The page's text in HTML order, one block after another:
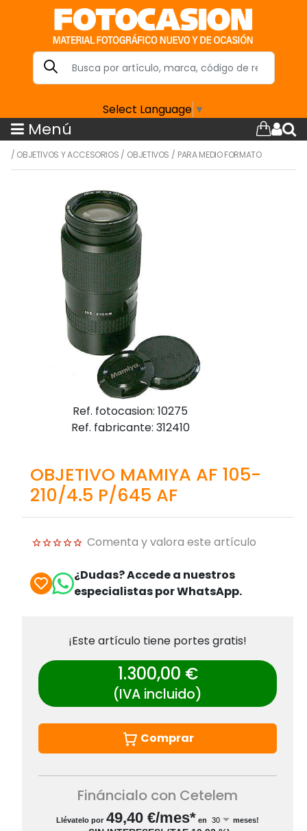
Select Language ▼
Menú
/ OBJETIVOS Y ACCESORIOS / OBJETIVOS / PARA MEDIO FORMATO
Ref. fotocasion: 10275
Ref. fabricante: 312410
OBJETIVO MAMIYA AF 105-
210/4.5 P/645 AF
Comenta y valora este artículo
¿Dudas? Accede a nuestros
especialistas por WhatsApp.
¡Este artículo tiene portes gratis!
1.300,00 €
(IVA incluido)
Comprar
Fináncialo con Cetelem
Llévatelo por 49,40 €/mes* en meses!